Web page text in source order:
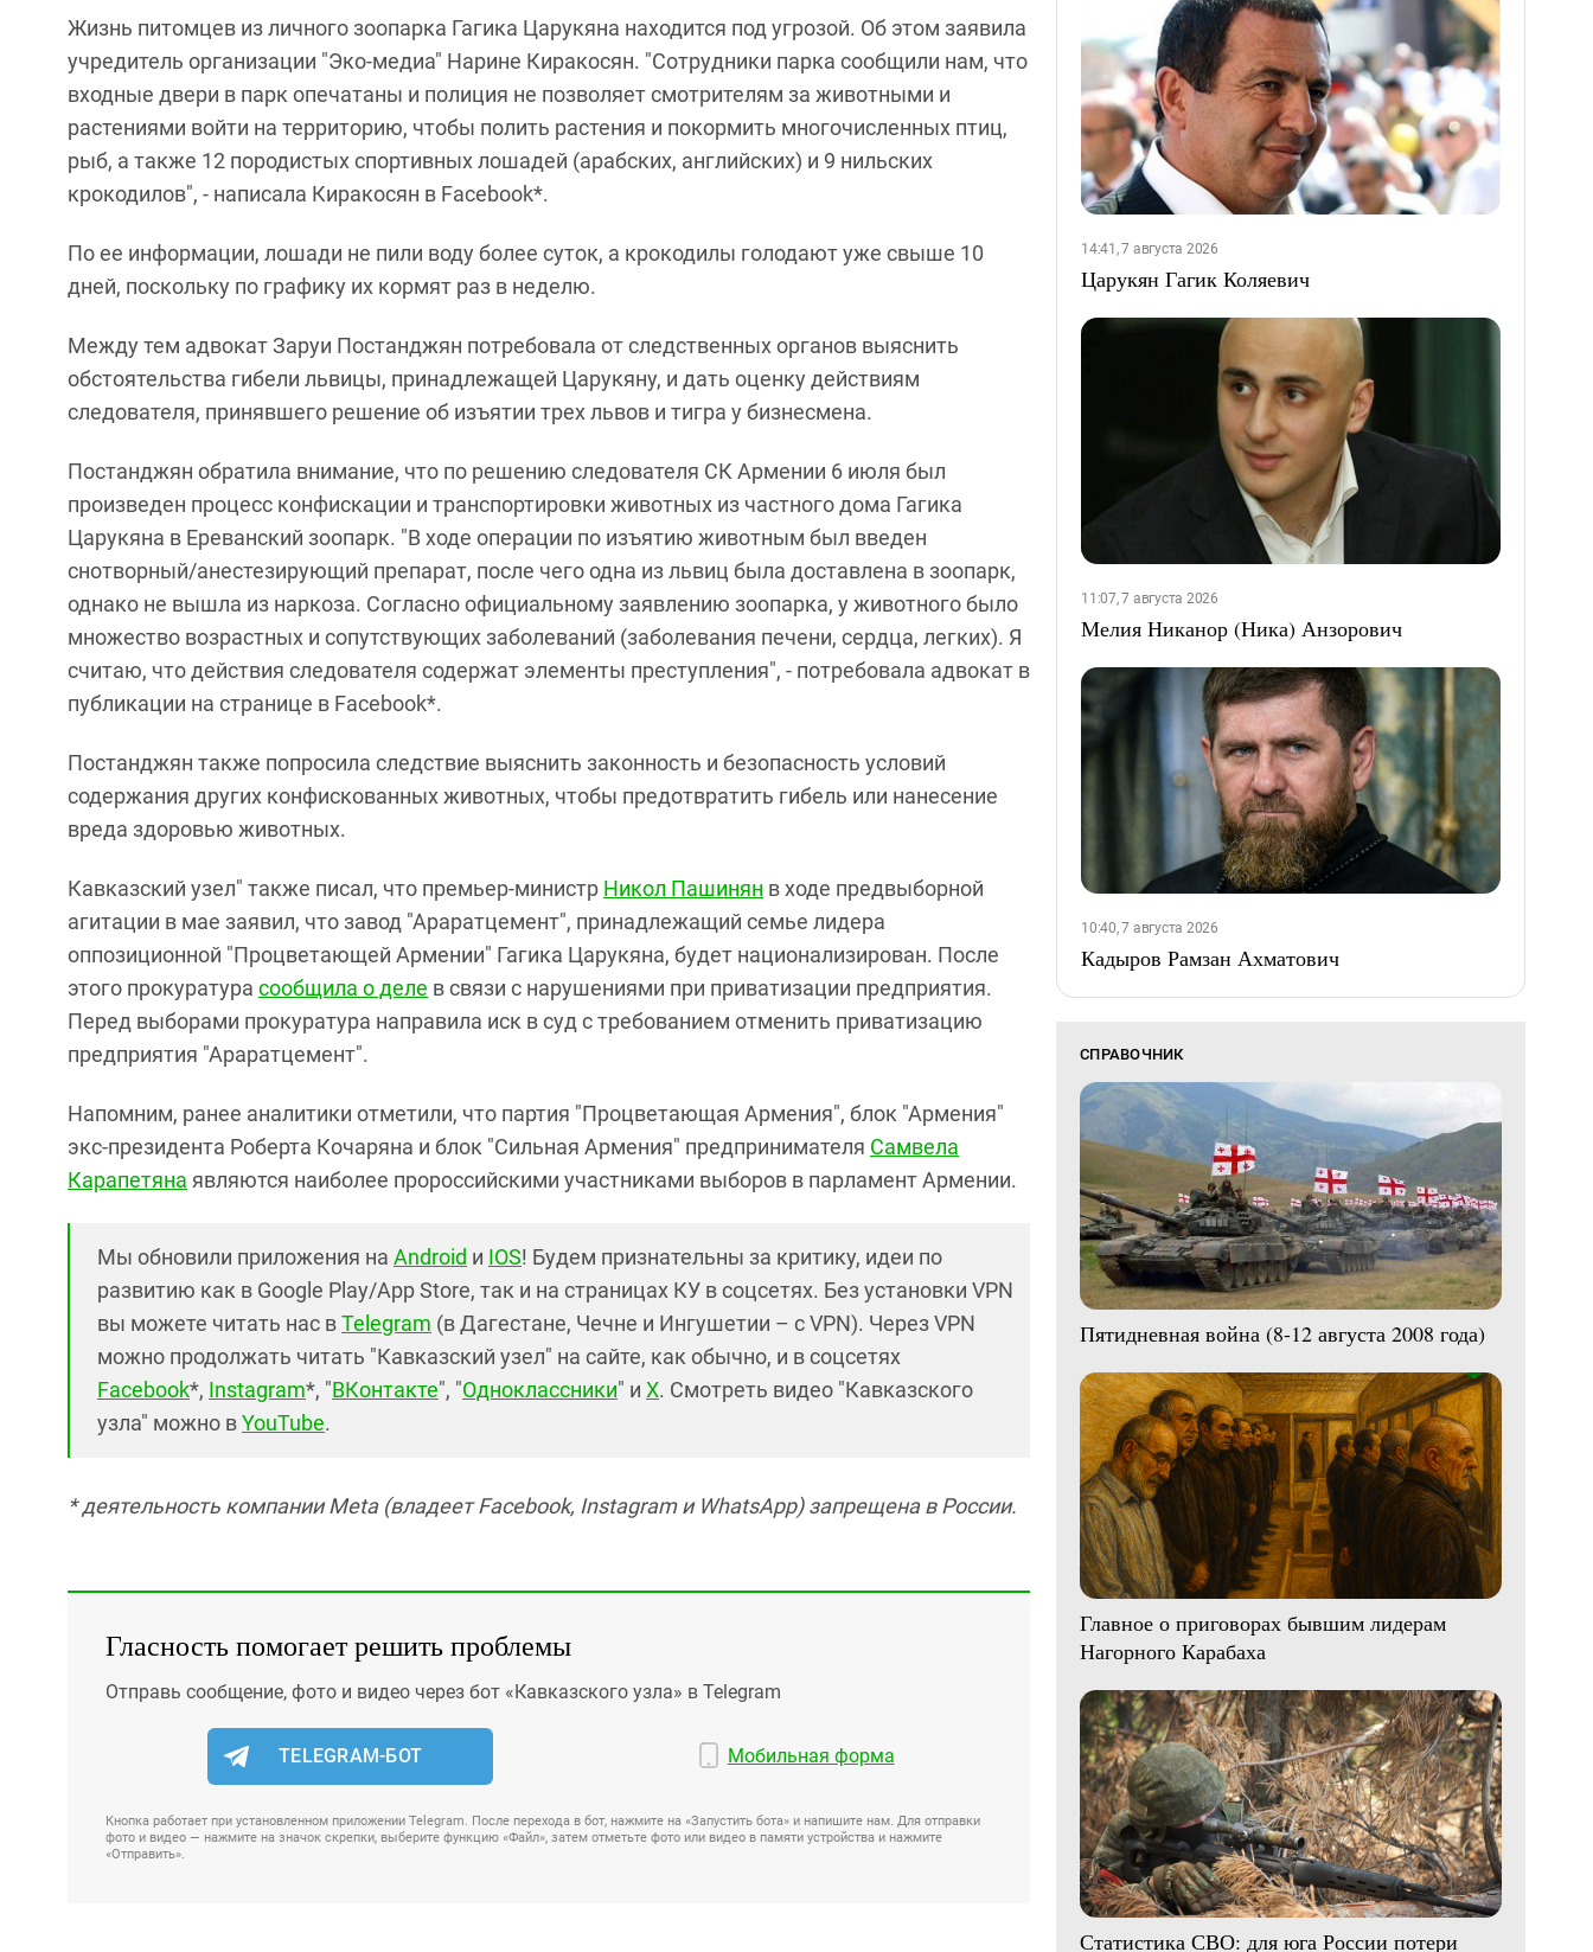
Жизнь питомцев из личного зоопарка Гагика Царукяна находится под угрозой. Об этом заявила
учредитель организации "Эко-медиа" Нарине Киракосян. "Сотрудники парка сообщили нам, что
входные двери в парк опечатаны и полиция не позволяет смотрителям за животными и
растениями войти на территорию, чтобы полить растения и покормить многочисленных птиц,
рыб, а также 12 породистых спортивных лошадей (арабских, английских) и 9 нильских
крокодилов", - написала Киракосян в Facebook*.
По ее информации, лошади не пили воду более суток, а крокодилы голодают уже свыше 10
дней, поскольку по графику их кормят раз в неделю.
Между тем адвокат Заруи Постанджян потребовала от следственных органов выяснить
обстоятельства гибели львицы, принадлежащей Царукяну, и дать оценку действиям
следователя, принявшего решение об изъятии трех львов и тигра у бизнесмена.
Постанджян обратила внимание, что по решению следователя СК Армении 6 июля был
произведен процесс конфискации и транспортировки животных из частного дома Гагика
Царукяна в Ереванский зоопарк. "В ходе операции по изъятию животным был введен
снотворный/анестезирующий препарат, после чего одна из львиц была доставлена в зоопарк,
однако не вышла из наркоза. Согласно официальному заявлению зоопарка, у животного было
множество возрастных и сопутствующих заболеваний (заболевания печени, сердца, легких). Я
считаю, что действия следователя содержат элементы преступления", - потребовала адвокат в
публикации на странице в Facebook*.
Постанджян также попросила следствие выяснить законность и безопасность условий
содержания других конфискованных животных, чтобы предотвратить гибель или нанесение
вреда здоровью животных.
Кавказский узел" также писал, что премьер-министр Никол Пашинян в ходе предвыборной
агитации в мае заявил, что завод "Араратцемент", принадлежащий семье лидера
оппозиционной "Процветающей Армении" Гагика Царукяна, будет национализирован. После
этого прокуратура сообщила о деле в связи с нарушениями при приватизации предприятия.
Перед выборами прокуратура направила иск в суд с требованием отменить приватизацию
предприятия "Араратцемент".
Напомним, ранее аналитики отметили, что партия "Процветающая Армения", блок "Армения"
экс-президента Роберта Кочаряна и блок "Сильная Армения" предпринимателя Самвела
Карапетяна являются наиболее пророссийскими участниками выборов в парламент Армении.
Мы обновили приложения на Android и IOS! Будем признательны за критику, идеи по
развитию как в Google Play/App Store, так и на страницах КУ в соцсетях. Без установки VPN
вы можете читать нас вTelegram (в Дагестане, Чечне и Ингушетии – с VPN). Через VPN
можно продолжать читать "Кавказский узел" на сайте, как обычно, и в соцсетях
Facebook*, Instagram*, "ВКонтакте", "Одноклассники" и X. Смотреть видео "Кавказского
узла" можно вYouTube.
* деятельность компании Meta (владеет Facebook, Instagram и WhatsApp) запрещена в России.
Гласность помогает решить проблемы
Отправь сообщение, фото и видео через бот «Кавказского узла» в Telegram
TELEGRAM-БОТ Мобильная форма
Кнопка работает при установленном приложении Telegram. После перехода в бот, нажмите на «Запустить бота» и напишите нам. Для отправки
фото и видео — нажмите на значок скрепки, выберите функцию «Файл», затем отметьте фото или видео в памяти устройства и нажмите
«Отправить».
14:41, 7 августа 2026
Царукян Гагик Коляевич
11:07, 7 августа 2026
Мелия Никанор (Ника) Анзорович
10:40, 7 августа 2026
Кадыров Рамзан Ахматович
СПРАВОЧНИК
Пятидневная война (8-12 августа 2008 года)
Главное о приговорах бывшим лидерам
Нагорного Карабаха
Статистика СВО: для юга России потери